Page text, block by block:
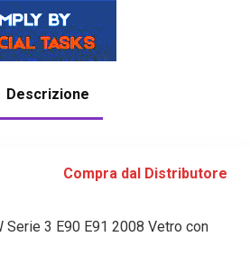
Descrizione
Compra dal Distributore
Serie 3 E90 E91 2008 Vetro con